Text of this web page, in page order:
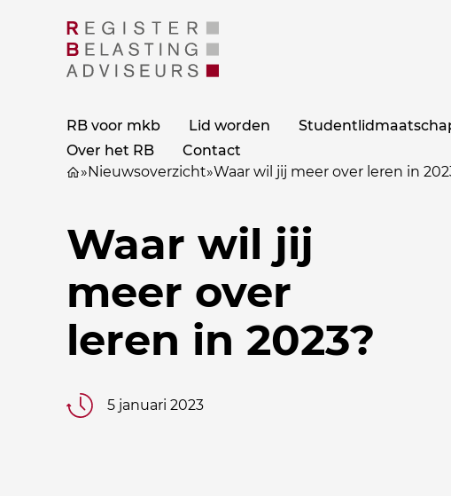
RB voor mkb Lid worden
Over het RB
Contact
»Nieuwsoverzicht»Waar wil jij meer over leren in
Waar wil jij
meer over
leren in 2023?
5 januari 2023